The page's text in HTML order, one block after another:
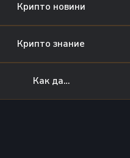
Крипто новини
Крипто знание
Как да…